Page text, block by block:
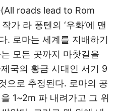
(All roads lead to Rom
가 라 퐁텐의 ‘우화’에 맨
. 로마는 세계를 지배하기
모든 곳까지 마찻길을
국의 황금 시대인 서기 9
으로 추정된다. 로마의 공
1~2m 파 내려가고 그 위